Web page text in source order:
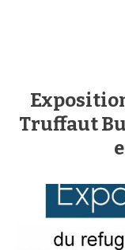
Truffaut